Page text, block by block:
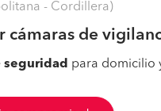
- Cordillera)
cámaras de
seguridad para domicilio